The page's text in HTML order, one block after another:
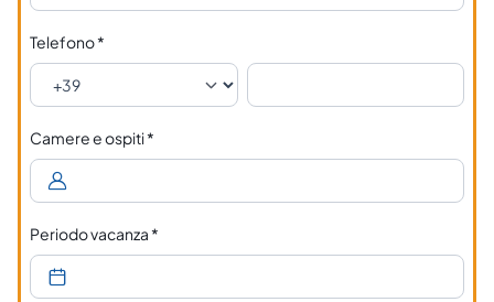
Telefono*
Camere e ospiti*
Periodo vacanza*